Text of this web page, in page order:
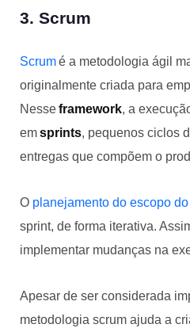
3. Scrum
Scrumé a metodologia ágil
originalmente criada para
Nesseframework, a
emsprints, pequenos ciclos
entregas que compõem o
O planejamento do escopo
sprint, de forma iterativa.
implementar mudanças na
Apesar de ser considerada
metodologia scrum ajuda a